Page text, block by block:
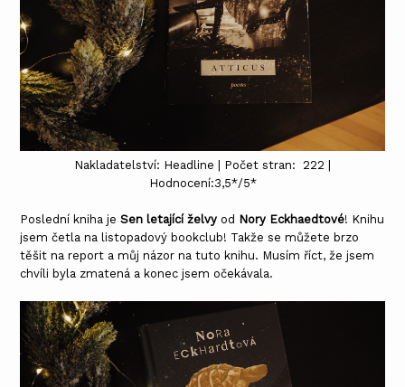
Nakladatelství: Headline | Počet stran: 222 |
Hodnocení:3,5*/5*
Poslední kniha je Sen letající želvy od Nory Eckhaedtové! Knihu
jsem četla na listopadový bookclub! Takže se můžete brzo
těšit na report a můj názor na tuto knihu. Musím říct, že jsem
chvíli byla zmatená a konec jsem očekávala.